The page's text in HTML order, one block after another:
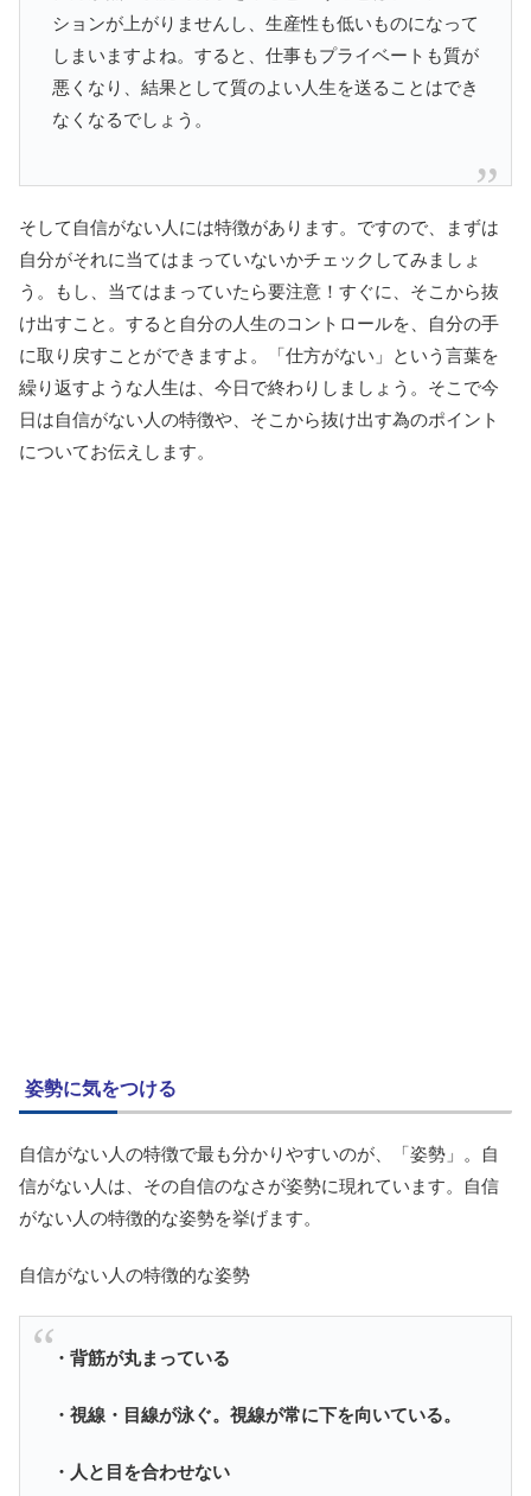
ションが上がりませんし、生産性も低いものになって
しまいますよね。すると、仕事もプライベートも質が
悪くなり、結果として質のよい人生を送ることはでき
なくなるでしょう。
そして自信がない人には特徴があります。ですので、まずは
自分がそれに当てはまっていないかチェックしてみましょ
う。もし、当てはまっていたら要注意！すぐに、そこから抜
け出すこと。すると自分の人生のコントロールを、自分の手
に取り戻すことができますよ。「仕方がない」という言葉を
繰り返すような人生は、今日で終わりしましょう。そこで今
日は自信がない人の特徴や、そこから抜け出す為のポイント
についてお伝えします。
姿勢に気をつける
自信がない人の特徴で最も分かりやすいのが、「姿勢」。自
信がない人は、その自信のなさが姿勢に現れています。自信
がない人の特徴的な姿勢を挙げます。
自信がない人の特徴的な姿勢
・背筋が丸まっている
・視線・目線が泳ぐ。視線が常に下を向いている。
・人と目を合わせない